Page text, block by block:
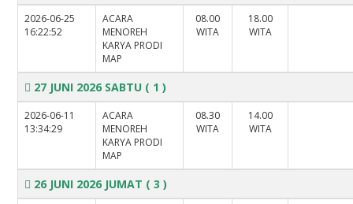
2026-06-25
16:22:52
ACARA
MENOREH
KARYA PRODI
MAP
08.00
WITA
18.00
WITA
27 JUNI 2026 SABTU ( 1 )
2026-06-11
13:34:29
ACARA
MENOREH
KARYA PRODI
MAP
08.30
WITA
14.00
WITA
26 JUNI 2026 JUMAT ( 3 )